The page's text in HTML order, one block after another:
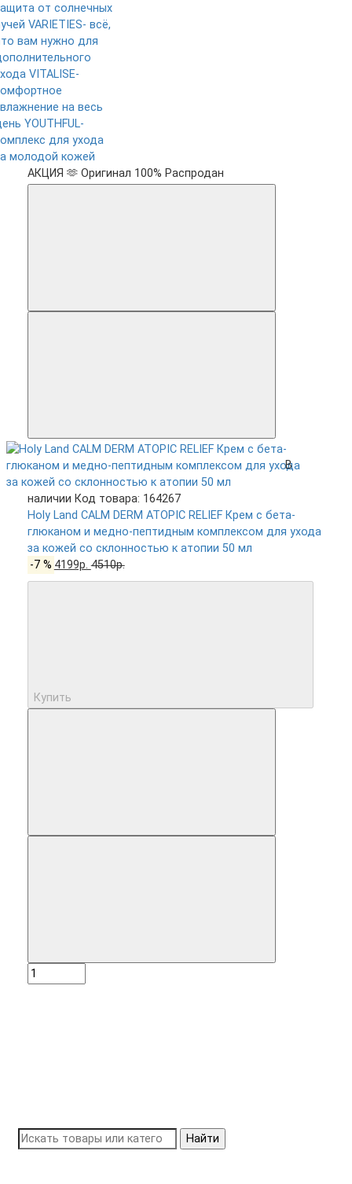
от солнечных
VARIETIES- всё,
вам нужно для
VITALISE-
на весь
YOUTHFUL-
для ухода
молодой кожей
АКЦИЯ 🫶 Оригинал 100% Распродан
В
наличии Код товара: 164267
Holy Land CALM DERM ATOPIC RELIEF Крем с бета-
глюканом и медно-пептидным комплексом для ухода
за кожей со склонностью к атопии 50 мл
-7 % 4199р.4510р.
Купить
Найти